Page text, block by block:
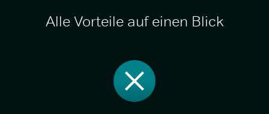
Alle Vorteile auf einen Blick